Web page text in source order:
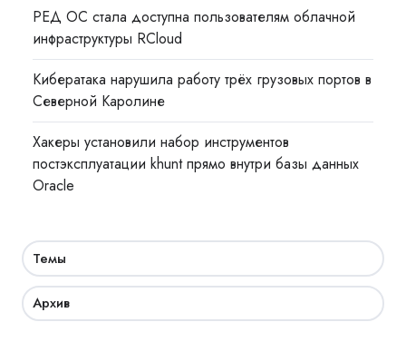
РЕД ОС стала доступна пользователям облачной
инфраструктуры RCloud
Кибератака нарушила работу трёх грузовых портов в
Северной Каролине
Хакеры установили набор инструментов
постэксплуатации khunt прямо внутри базы данных
Oracle
Темы
Архив